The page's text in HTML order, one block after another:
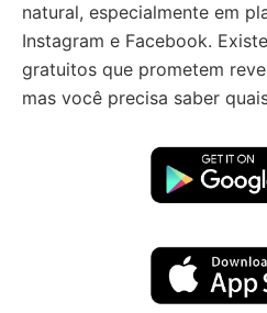
natural, especialmente em
Instagram e Facebook.
gratuitos que prometem
mas você precisa saber